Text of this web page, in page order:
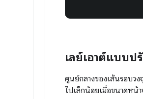
เลย์เอาต์แบบป
ศูนย์กลางของเส้นรอบวง
ไปเล็กน้อยเมื่อขนาดหน้